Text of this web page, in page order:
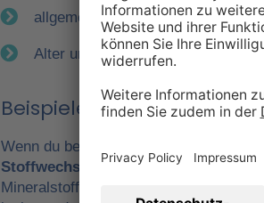
allgemeiner Gesundheitszustand
Alter und Geschlecht
Beispiele für einen
Wenn du beispielsweise viel
Stoffwechsel
. Daraus ergibt sich ein
Mineralstoffen. Gerade Natrium,